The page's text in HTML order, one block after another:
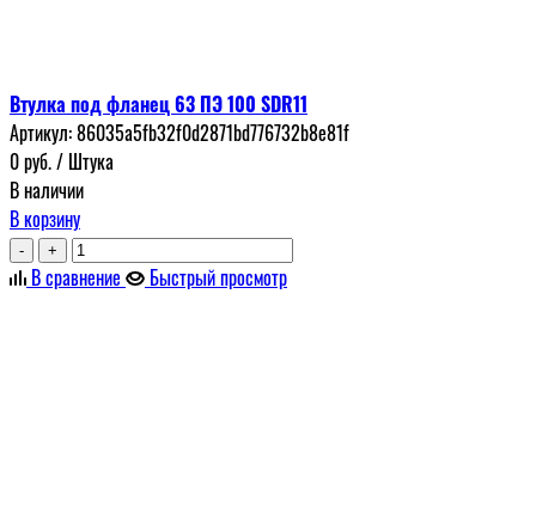
Втулка под фланец 63 ПЭ 100 SDR11
Артикул:86035a5fb32f0d2871bd776732b8e81f
0руб./ Штука
В наличии
В корзину
- +
В сравнение Быстрый просмотр